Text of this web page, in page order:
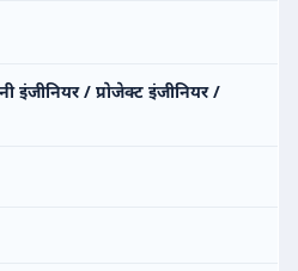
इंजीनियर / प्रोजेक्ट इंजीनियर /